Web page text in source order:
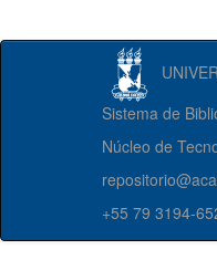
Sistema de
Núcleo de
+55 79 3194-